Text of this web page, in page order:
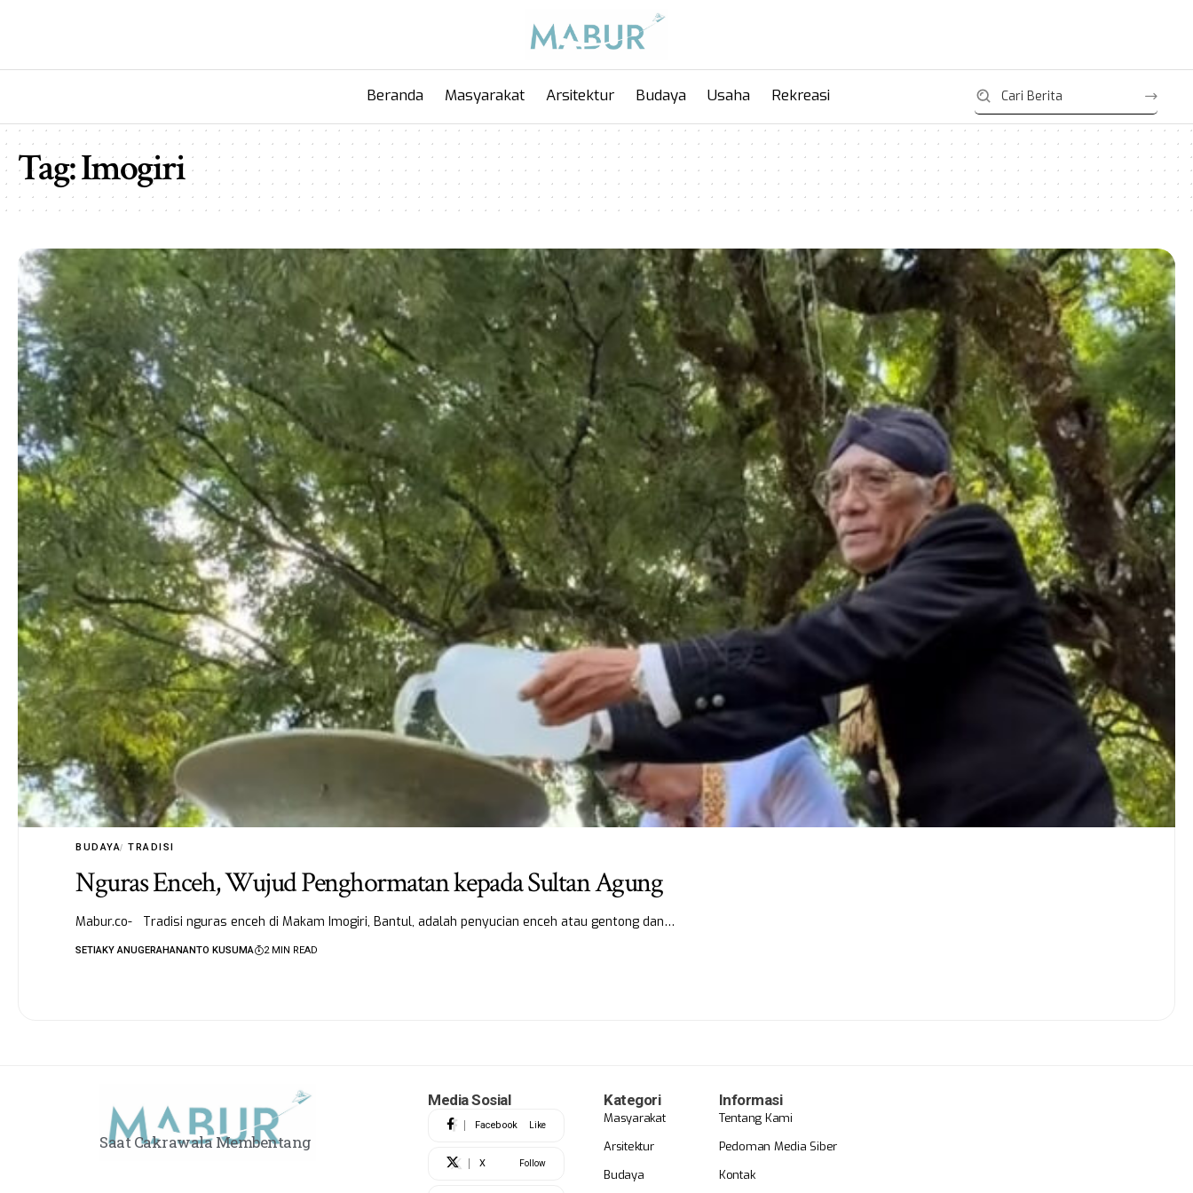
Beranda Masyarakat Arsitektur Budaya Usaha Rekreasi
Tag:Imogiri
BUDAYA TRADISI
Nguras Enceh, Wujud Penghormatan kepada Sultan Agung
Mabur.co- Tradisi nguras enceh di Makam Imogiri, Bantul, adalah penyucian enceh atau gentong dan…
SETIAKY ANUGERAHANANTO KUSUMA 2 MIN READ
Saat Cakrawala Membentang
Media Sosial
Facebook Like
X Follow
Kategori
Masyarakat
Arsitektur
Budaya
Informasi
Tentang Kami
Pedoman Media Siber
Kontak